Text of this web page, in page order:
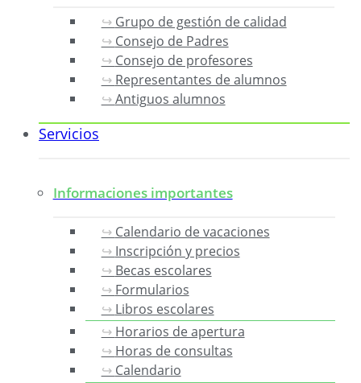
Grupo de gestión de calidad
Consejo de Padres
Consejo de profesores
Representantes de alumnos
Antiguos alumnos
Servicios
Informaciones importantes
Calendario de vacaciones
Inscripción y precios
Becas escolares
Formularios
Libros escolares
Horarios de apertura
Horas de consultas
Calendario